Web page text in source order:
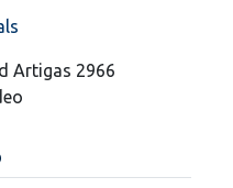
Artigas 2966